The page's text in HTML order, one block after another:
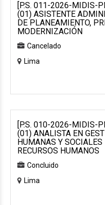
[P.S. 011-2026-MIDIS-
(01) ASISTENTE
DE PLANEAMIENTO,
MODERNIZACIÓN
Cancelado
Lima
[P.S. 010-2026-MIDIS-
(01) ANALISTA EN
HUMANAS Y
RECURSOS HUMANOS
Concluido
Lima